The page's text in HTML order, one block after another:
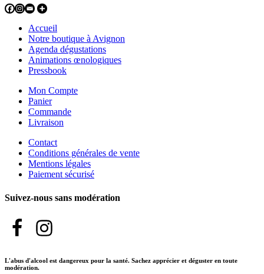
Accueil
Notre boutique à Avignon
Agenda dégustations
Animations œnologiques
Pressbook
Mon Compte
Panier
Commande
Livraison
Contact
Conditions générales de vente
Mentions légales
Paiement sécurisé
Suivez-nous sans modération
L'abus d'alcool est dangereux pour la santé. Sachez apprécier et déguster en toute
modération.